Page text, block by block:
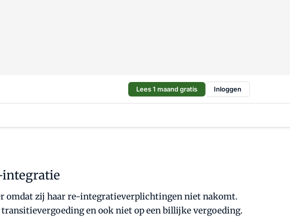
Lees 1 maand gratis Inloggen
integratie
omdat zij haar re-integratieverplichtingen niet nakomt.
en ook niet op een billijke vergoeding.